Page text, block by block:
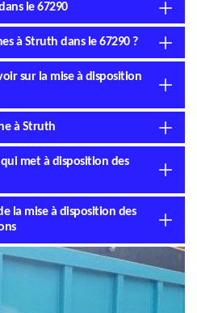
le 67290
à Struth dans le 67290 ?
sur la mise à disposition
à Struth
met à disposition des
la mise à disposition des